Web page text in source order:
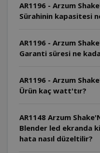
AR1196 - Arzum
Sürahinin kapasitesi
AR1196 - Arzum
Garanti süresi ne
AR1196 - Arzum
Ürün kaç watt'tır?
AR1148 Arzum
Blender led ekranda
hata nasıl düzeltilir?